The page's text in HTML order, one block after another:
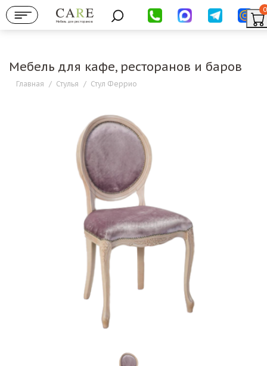
Мебель для ресторанов
0
Мебель для кафе, ресторанов и баров
Главная / Стулья / Стул Феррио